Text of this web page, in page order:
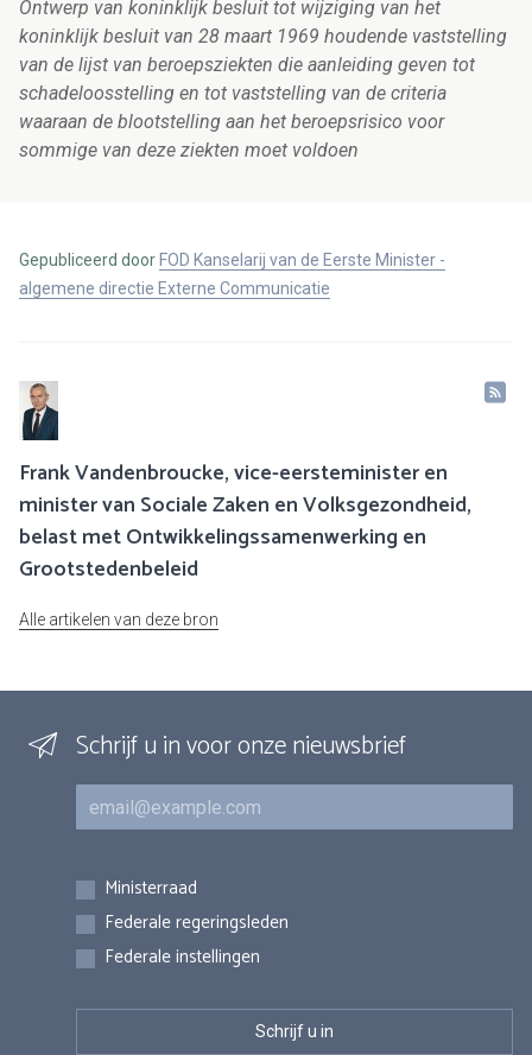
Ontwerp van koninklijk besluit tot wijziging van het
koninklijk besluit van 28 maart 1969 houdende vaststelling
van de lijst van beroepsziekten die aanleiding geven tot
schadeloosstelling en tot vaststelling van de criteria
waaraan de blootstelling aan het beroepsrisico voor
sommige van deze ziekten moet voldoen
Gepubliceerd door FOD Kanselarij van de Eerste Minister -
algemene directie Externe Communicatie
Frank Vandenbroucke, vice-eersteminister en
minister van Sociale Zaken en Volksgezondheid,
belast met Ontwikkelingssamenwerking en
Grootstedenbeleid
Alle artikelen van deze bron
Schrijf u in voor onze nieuwsbrief
E-mail
Inschrijvingen
Ministerraad
Federale regeringsleden
Federale instellingen